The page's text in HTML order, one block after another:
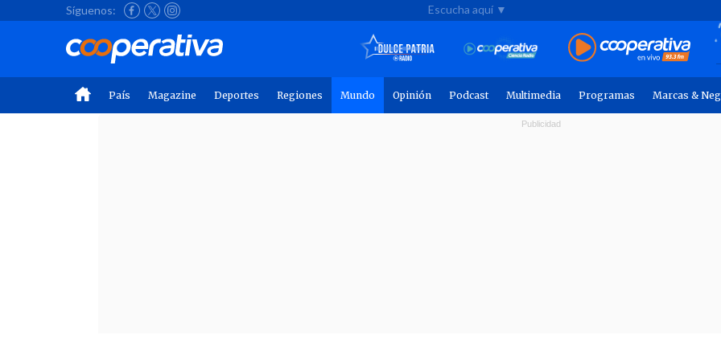
Síguenos: Escucha aquí ▼
País Magazine Deportes Regiones Mundo Opinión Podcast Multimedia Programas Marcas &